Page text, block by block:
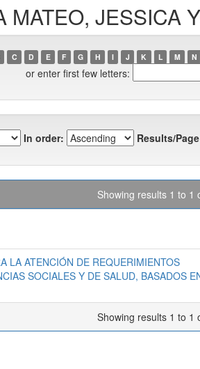
JESSICA
C D E F G H I J K L M N
or enter first few letters:
In order: Results/Page
Showing results 1 to 1
LA ATENCIÓN DE REQUERIMIENTOS
SOCIALES Y DE SALUD, BASADOS
Showing results 1 to 1